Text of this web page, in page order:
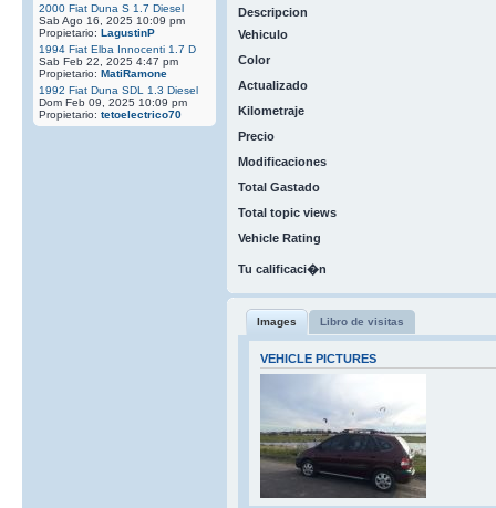
2000 Fiat Duna S 1.7 Diesel
Sab Ago 16, 2025 10:09 pm
Propietario: LagustinP
1994 Fiat Elba Innocenti 1.7 D
Sab Feb 22, 2025 4:47 pm
Propietario: MatiRamone
1992 Fiat Duna SDL 1.3 Diesel
Dom Feb 09, 2025 10:09 pm
Propietario: tetoelectrico70
Descripcion
Vehiculo
Color
Actualizado
Kilometraje
Precio
Modificaciones
Total Gastado
Total topic views
Vehicle Rating
Tu calificaci�n
Images Libro de visitas
VEHICLE PICTURES